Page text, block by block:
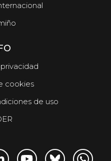
cookies
de uso